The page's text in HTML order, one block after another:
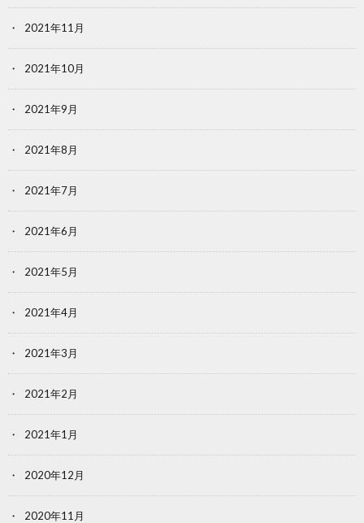
2021年11月
2021年10月
2021年9月
2021年8月
2021年7月
2021年6月
2021年5月
2021年4月
2021年3月
2021年2月
2021年1月
2020年12月
2020年11月